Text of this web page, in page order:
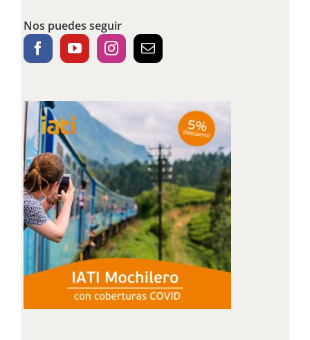
Nos puedes seguir